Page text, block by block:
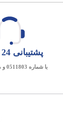
پشتیبانی 24 ساعته
با شماره 0511803 و مکالمه برخط